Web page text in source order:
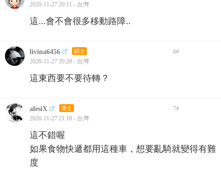
2020-11-27 20:11 - 台灣
這...會不會很多移動路障..
livina6456 碩士 6#
2020-11-27 20:28 - 台灣
這東西要不要待轉？
alesiX 博士 7#
2020-11-27 21:18 - 台灣
這不錯喔
如果食物快遞都用這種車，想要亂騎就變得有難
度